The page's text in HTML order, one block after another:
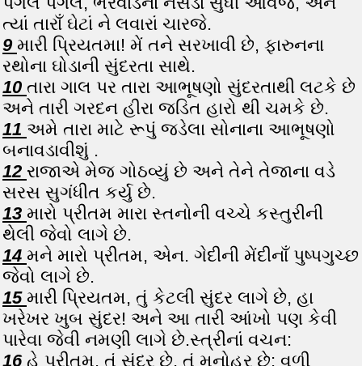
ત્યાં તારાઁ ઘેટાં ને લવારાં ચારજે.
9 મારી પ્રિયતમા! મેં તને સરખાવી છે, ફારુનના
રથોના ઘોડાની સુંદરતા સાથે.
10 તારા ગાલ પર તારા આભૂષણો સુંદરતાથી લટકે છે
અને તારી ગરદન હીરા જડિત હારો થી ચમકે છે.
11 અમે તારા માટે રૂપું જડેલા સોનાના આભૂષણો
બનાવડાવીશું .
12 રાજાએ મેજ ગોઠવ્યું છે અને તેને તેજાના વડે
સરસ સુગંધીત કર્યુ છે.
13 મારો પ્રીતમ મારા સ્તનોની વચ્ચે કસ્તુરીની
થેલી જેવો લાગે છે.
14 મને મારો પ્રીતમ, એન. ગેદીની મેંદીનાઁ પુષ્પગુચ્છ
જેવો લાગે છે.
15 મારી પ્રિયતમ, તું કેટલી સુંદર લાગે છે, હા
ખરેખર ખુબ સુંદર! અને આ તારી આંખો પણ કેવી
પારેવા જેવી નમણી લાગે છે.સ્ત્રીનાં વચન:
16 હે પ્રીતમ, તું સુંદર છે, તું મનોહર છે; વળી